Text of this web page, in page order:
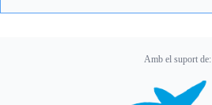
Amb el suport de: